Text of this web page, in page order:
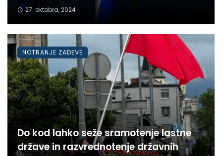
27. oktobra, 2024
Do kod lahko seže sramotenje lastne
države in razvrednotenje državnih
NOTRANJE ZADEVE